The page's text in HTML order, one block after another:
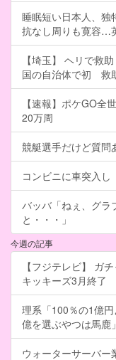
睡眠短い日本人、独
抗なし周りも寛容…
【埼玉】 ヘリで
国の自治体で初 救
【速報】ポケGO全
20万周
競艇選手だけど質問
コンビニに車突入
バッバ「ねぇ、グラ
と・・・」
今週の記事
【フジテレビ】 ガ
キッキーズ3月終了
理系「100％の1億
億を選ぶやつは馬鹿
ウォーターサーバー